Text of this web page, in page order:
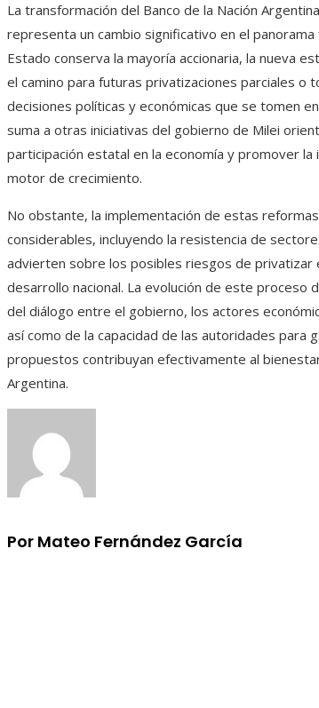
La transformación del Banco de la Nación
representa un cambio significativo en el panorama
Estado conserva la mayoría accionaria, la nueva
el camino para futuras privatizaciones parciales o
decisiones políticas y económicas que se tomen
suma a otras iniciativas del gobierno de Milei
participación estatal en la economía y promover la
motor de crecimiento.
No obstante, la implementación de estas
considerables, incluyendo la resistencia de
advierten sobre los posibles riesgos de privatizar
desarrollo nacional. La evolución de este proceso
del diálogo entre el gobierno, los actores
así como de la capacidad de las autoridades para
propuestos contribuyan efectivamente al
Argentina.
Por Mateo Fernández García